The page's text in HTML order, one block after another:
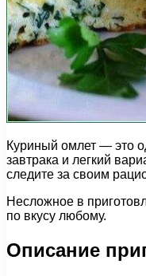
Куриный омлет — это
завтрака и легкий
следите за своим
Несложное в
по вкусу любому.
Описание